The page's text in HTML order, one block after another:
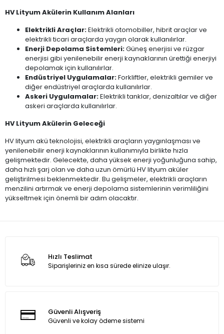
HV Lityum Akülerin Kullanım Alanları
Elektrikli Araçlar:Elektrikli otomobiller, hibrit araçlar ve
elektrikli ticari araçlarda yaygın olarak kullanılırlar.
Enerji Depolama Sistemleri:Güneş enerjisi ve rüzgar
enerjisi gibi yenilenebilir enerji kaynaklarının ürettiği enerjiyi
depolamak için kullanılırlar.
Endüstriyel Uygulamalar:Forkliftler, elektrikli gemiler ve
diğer endüstriyel araçlarda kullanılırlar.
Askeri Uygulamalar:Elektrikli tanklar, denizaltılar ve diğer
askeri araçlarda kullanılırlar.
HV Lityum Akülerin Geleceği
HV lityum akü teknolojisi, elektrikli araçların yaygınlaşması ve
yenilenebilir enerji kaynaklarının kullanımıyla birlikte hızla
gelişmektedir. Gelecekte, daha yüksek enerji yoğunluğuna sahip,
daha hızlı şarj olan ve daha uzun ömürlü HV lityum aküler
geliştirilmesi beklenmektedir. Bu gelişmeler, elektrikli araçların
menzilini artırmak ve enerji depolama sistemlerinin verimliliğini
yükseltmek için önemli bir adım olacaktır.
Hızlı Teslimat
Siparişleriniz en kısa sürede elinize ulaşır.
Güvenli Alışveriş
Güvenli ve kolay ödeme sistemi